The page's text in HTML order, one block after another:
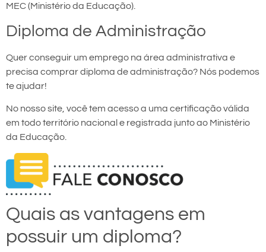
MEC (Ministério da Educação).
Diploma de Administração
Quer conseguir um emprego na área administrativa e
precisa comprar diploma de administração? Nós podemos
te ajudar!
No nosso site, você tem acesso a uma certificação válida
em todo território nacional e registrada junto ao Ministério
da Educação.
Quais as vantagens em
possuir um diploma?